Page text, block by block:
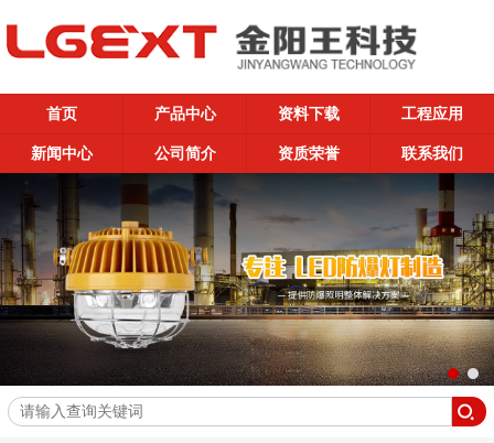
首页 产品中心 资料下载 工程应用
新闻中心 公司简介 资质荣誉 联系我们